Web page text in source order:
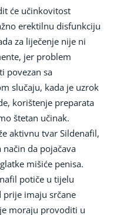
će učinkovitost
erektilnu disfunkciju
za liječenje nije ni
jer problem
povezan sa
slučaju, kada je uzrok
korištenje preparata
štetan učinak.
aktivnu tvar Sildenafil,
da pojačava
mišiće penisa.
potiče u tijelu
prije imaju srčane
moraju provoditi u